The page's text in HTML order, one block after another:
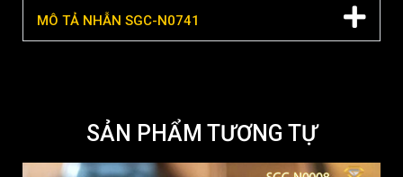
MÔ TẢ NHẪN SGC-N0741
SẢN PHẨM TƯƠNG TỰ